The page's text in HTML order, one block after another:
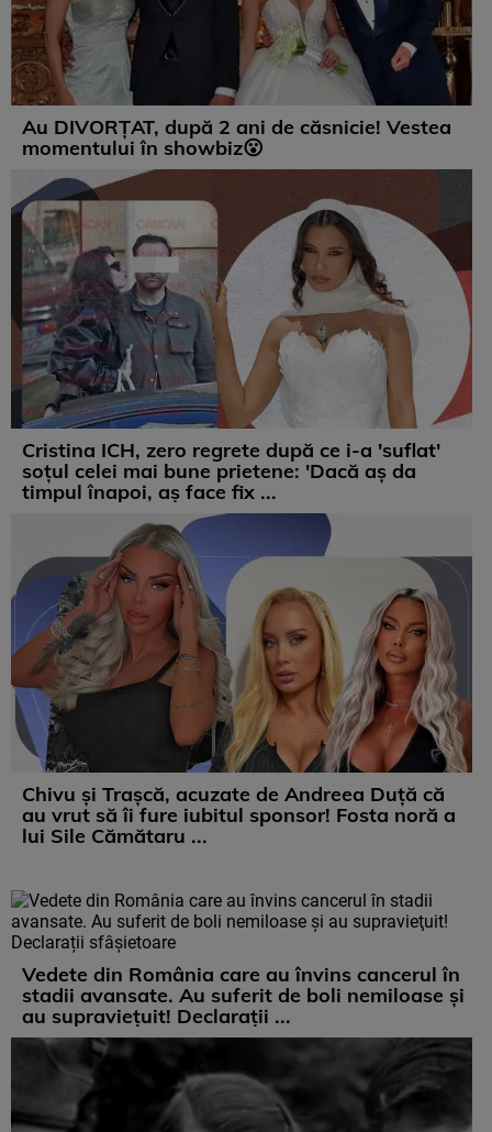
Au DIVORȚAT, după 2 ani de căsnicie! Vestea
momentului în showbiz😮
Cristina ICH, zero regrete după ce i-a 'suflat'
soțul celei mai bune prietene: 'Dacă aș da
timpul înapoi, aș face fix ...
Chivu și Trașcă, acuzate de Andreea Duță că
au vrut să îi fure iubitul sponsor! Fosta noră a
lui Sile Cămătaru ...
Vedete din România care au învins cancerul în
stadii avansate. Au suferit de boli nemiloase şi
au supravieţuit! Declarații ...